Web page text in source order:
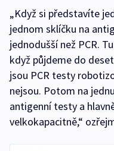
„Když si představíte
jednom sklíčku na
jednodušší než PCR.
když půjdeme do
jsou PCR testy
nejsou. Potom na
antigenní testy a
velkokapacitně,“